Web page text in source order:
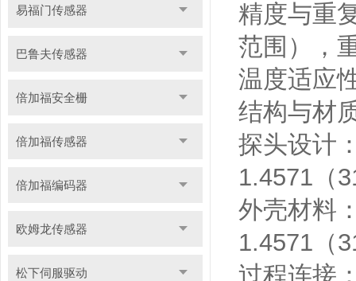
易福门传感器
巴鲁夫传感器
倍加福安全栅
倍加福传感器
倍加福编码器
欧姆龙传感器
松下伺服驱动
精度与重
范围），
温度适应
结构与材
探头设计
1.4571（
外壳材料
1.4571（
过程连接